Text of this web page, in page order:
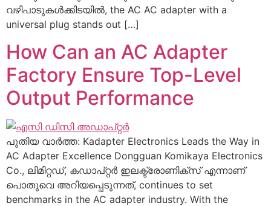
വഴിപാടുകൾക്കിടയിൽ, the AC AC adapter with a
universal plug stands out […]
How Can an AC Adapter
Factory Ensure Top-Level
Output Performance
പുതിയ വാർത്ത: Kadapter Electronics Leads the Way in
AC Adapter Excellence Dongguan Komikaya Electronics
Co., ലിമിറ്റഡ്, കഡാപ്റ്റർ ഇലക്ട്രോണിക്സ് എന്നാണ്
പൊതുവെ അറിയപ്പെടുന്നത്, continues to set
benchmarks in the AC adapter industry. With the